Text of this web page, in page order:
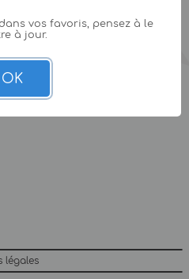
légales
vos favoris, pensez à le
à jour.
OK